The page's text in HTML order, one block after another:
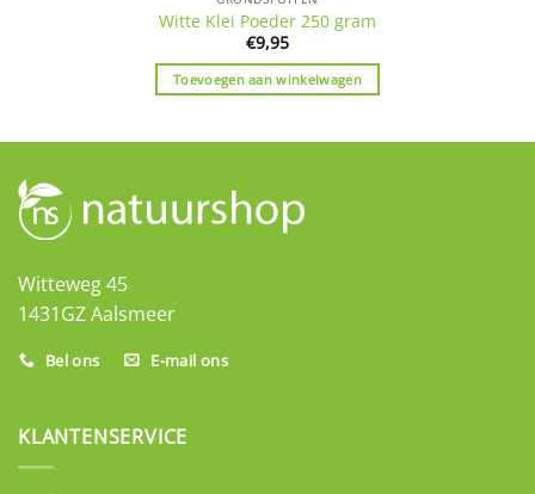
Witte Klei Poeder 250 gram
€9,95
Toevoegen aan winkelwagen
Witteweg 45
1431GZ Aalsmeer
Bel ons E-mail ons
KLANTENSERVICE